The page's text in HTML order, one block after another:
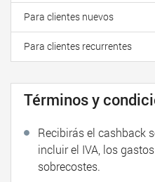
Para clientes nuevos
Para clientes recurrentes
Términos y
Recibirás el cashback
incluir el IVA, los
sobrecostes.